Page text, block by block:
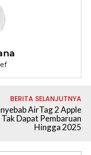
BERITA SELANJUTNYA
AirTag 2 Apple
Tak Dapat Pembaruan
Hingga 2025